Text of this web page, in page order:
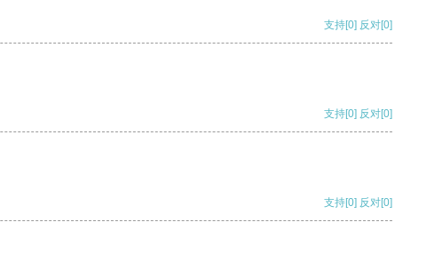
支持[0] 反对[0]
支持[0] 反对[0]
支持[0] 反对[0]